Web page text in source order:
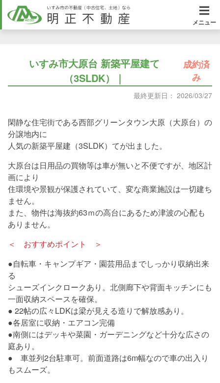
いすみ市の不動産（中古住宅、土地）なら
明正不動産 メニュー
いすみ市大原台 新築平屋建て
（3SLDK）｜
成約済
み
最終更新日： 2026/03/27
閑静な住宅街である西部グリーンタウン大原（大原台）の
分譲地内に
人気の新築平屋建（3SLDK）てが出ました。
大原台は日用品の買物等は車が無いと不便ですが、地区計
画により
住環境や景観が保護されていて、変な商業施設は一切建ち
ません。
また、物件は海抜約63ｍの高台にあるため津波の心配も
ありません。
＜ おすすめポイント ＞
●自転車・キャンプギア・園芸用品までしっかり収納出来
る
シューズインクロークあり。北側廊下や背面キッチンにも
一面収納スペースを確保。
● 22帖の広々LDKは梁が見える造りで解放感あり。
●各居室に収納・エアコン完備
●南側にはデッキや菜園・ガーデニングなど十分な広さの
庭あり。
● 車並列2台駐車可。前面道路は6m幅なので車の出入り
もスムーズ。